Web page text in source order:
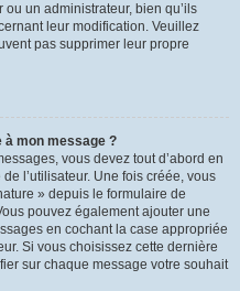
un administrateur, bien qu’ils
leur modification. Veuillez
pas supprimer leur propre
mon message ?
vous devez tout d’abord en
l’utilisateur. Une fois créée, vous
» depuis le formulaire de
pouvez également ajouter une
en cochant la case appropriée
Si vous choisissez cette dernière
sur chaque message votre souhait